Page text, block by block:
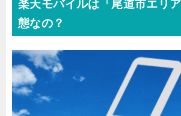
楽天モバイルは「尾道市エリ
態なの？